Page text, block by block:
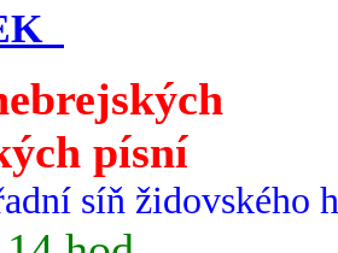
písní
síň židovského